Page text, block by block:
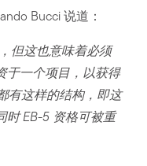
Bucci 说道：
但这也意味着必须
于一个项目，以获得
有这样的结构，即这
时 EB-5 资格可被重